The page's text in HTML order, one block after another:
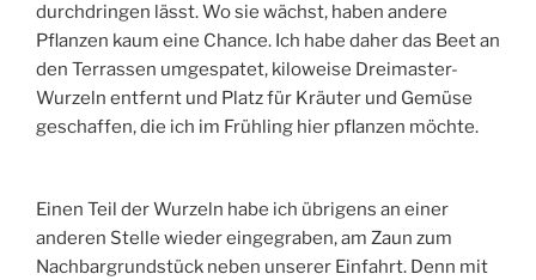
durchdringen lässt. Wo sie wächst, haben andere
Pflanzen kaum eine Chance. Ich habe daher das Beet an
den Terrassen umgespatet, kiloweise Dreimaster-
Wurzeln entfernt und Platz für Kräuter und Gemüse
geschaffen, die ich im Frühling hier pflanzen möchte.
Einen Teil der Wurzeln habe ich übrigens an einer
anderen Stelle wieder eingegraben, am Zaun zum
Nachbargrundstück neben unserer Einfahrt. Denn mit